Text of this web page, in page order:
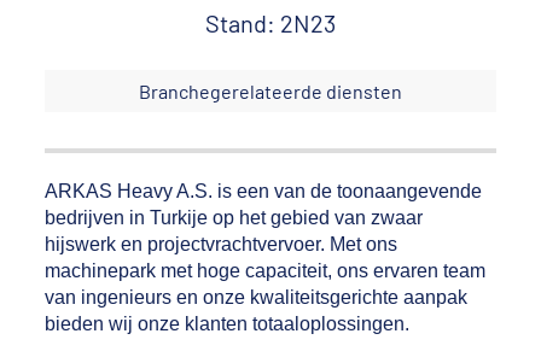
Stand: 2N23
Branchegerelateerde diensten
ARKAS Heavy A.S. is een van de toonaangevende
bedrijven in Turkije op het gebied van zwaar
hijswerk en projectvrachtvervoer. Met ons
machinepark met hoge capaciteit, ons ervaren team
van ingenieurs en onze kwaliteitsgerichte aanpak
bieden wij onze klanten totaaloplossingen.